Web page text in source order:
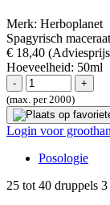
Merk: Herboplanet
Spagyrisch
€ 18,40
Hoeveelheid: 50ml
(max. per 2000)
Login voor
Posologie
25 tot 40 druppels